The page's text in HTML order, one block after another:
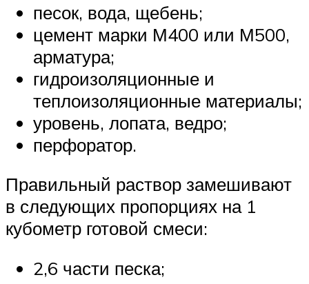
песок, вода, щебень;
цемент марки М400 или М500,
арматура;
гидроизоляционные и
теплоизоляционные материалы;
уровень, лопата, ведро;
перфоратор.
Правильный раствор замешивают
в следующих пропорциях на 1
кубометр готовой смеси:
2,6 части песка;